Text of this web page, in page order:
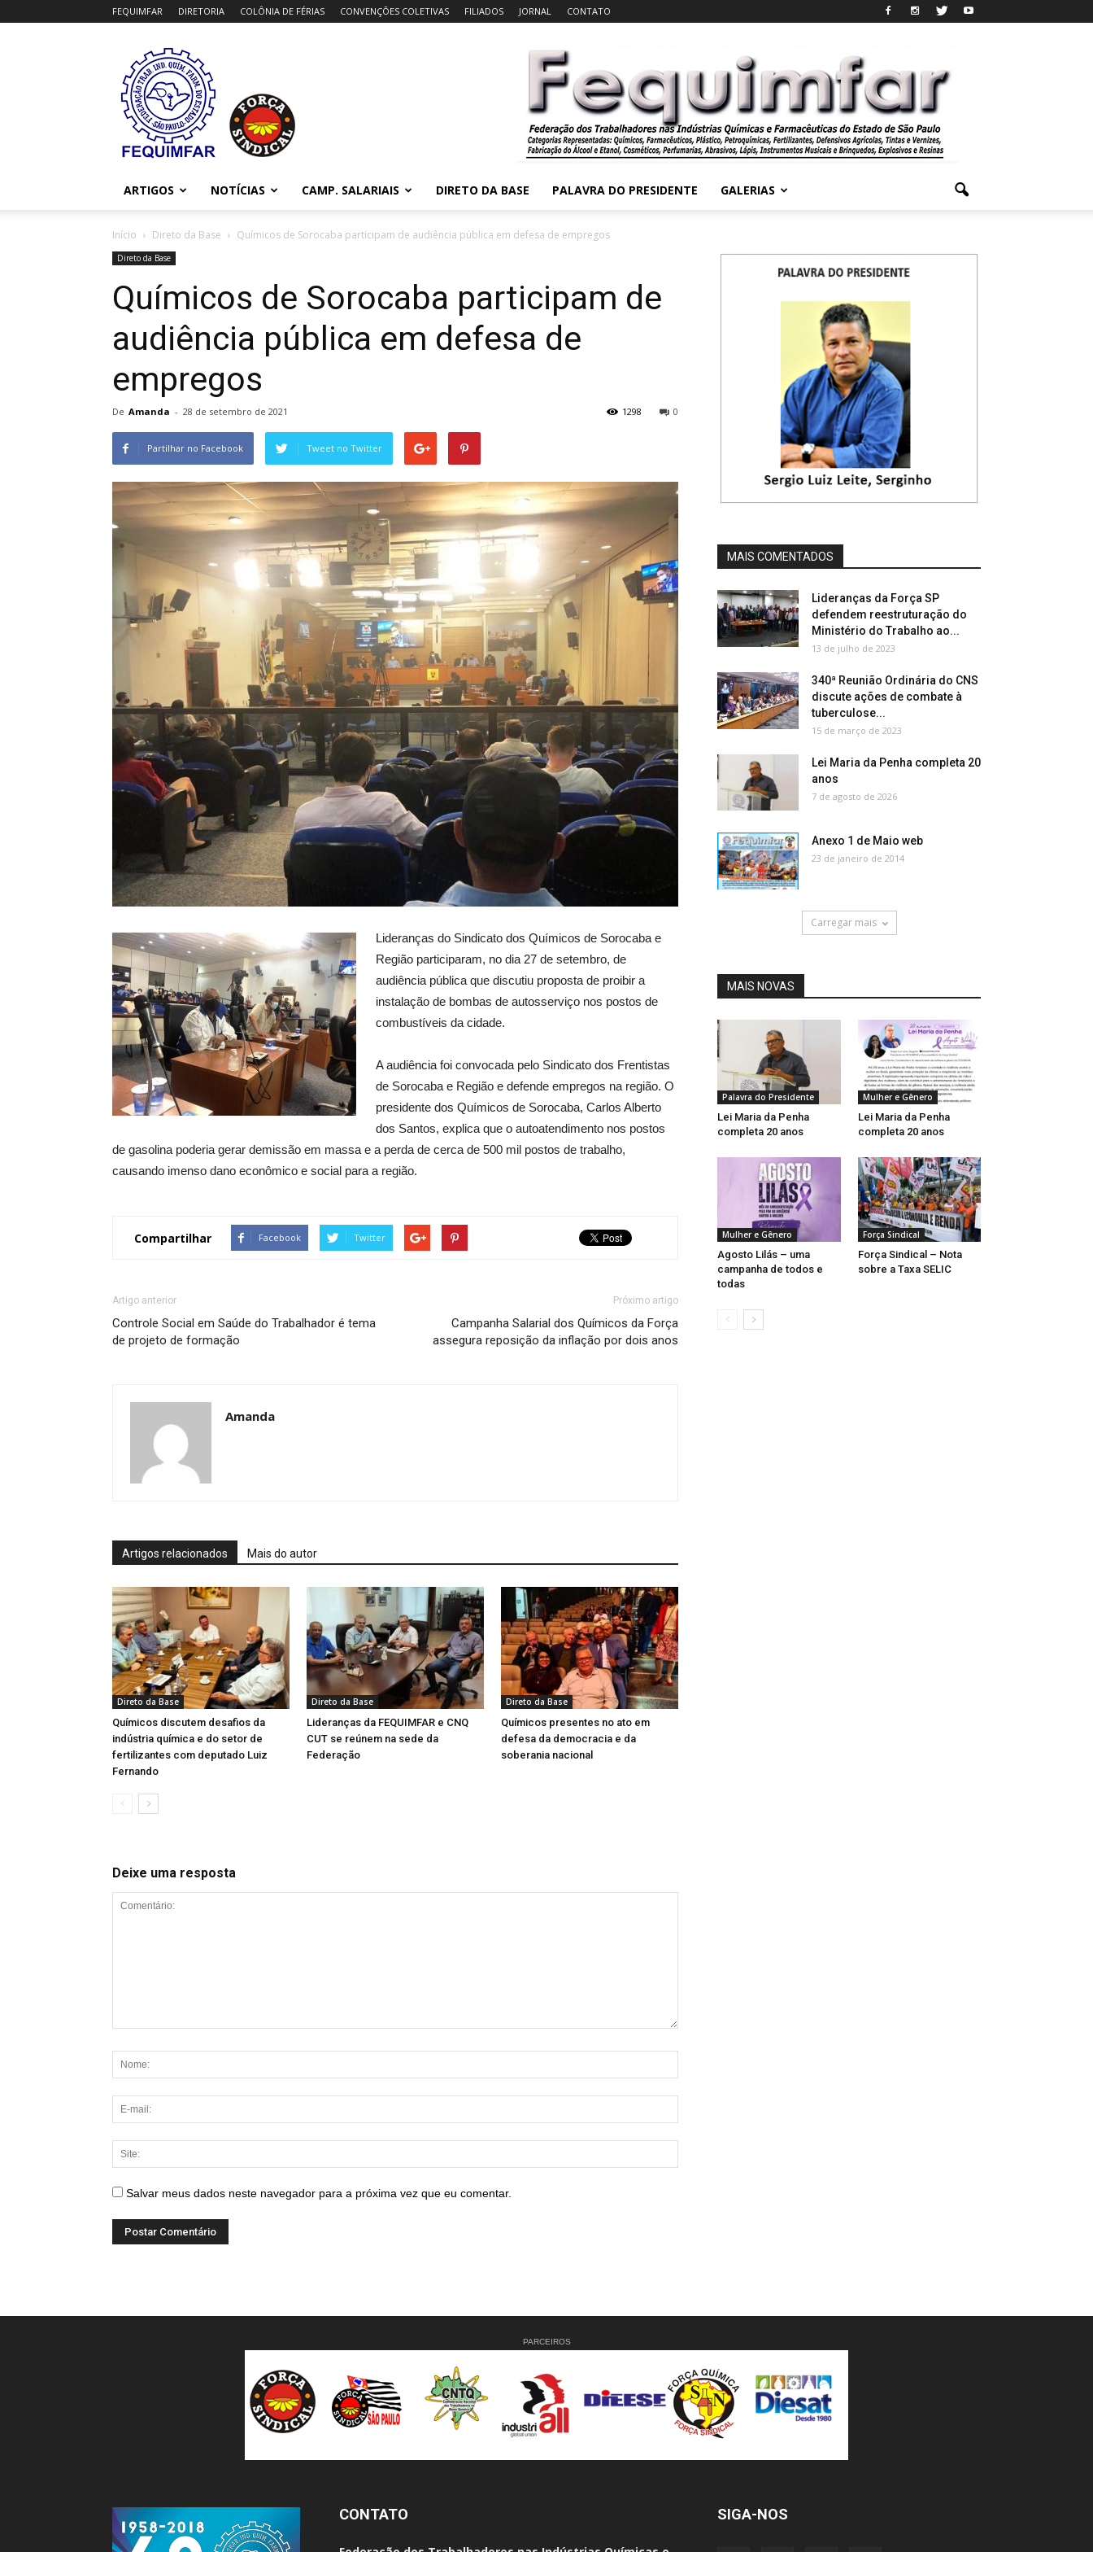
FEQUIMFAR DIRETORIA COLÔNIA DE FÉRIAS CONVENÇÕES COLETIVAS FILIADOS JORNAL CONTATO
ARTIGOS NOTÍCIAS CAMP. SALARIAIS DIRETO DA BASE PALAVRA DO PRESIDENTE GALERIAS
Início Direto da Base Químicos de Sorocaba participam de audiência pública em defesa de empregos
Direto da Base
Químicos de Sorocaba participam de
audiência pública em defesa de
empregos
De Amanda - 28 de setembro de 2021 0
1298
Partilhar no Facebook Tweet no Twitter
Lideranças do Sindicato dos Químicos de Sorocaba e
Região participaram, no dia 27 de setembro, de
audiência pública que discutiu proposta de proibir a
instalação de bombas de autosserviço nos postos de
combustíveis da cidade.
A audiência foi convocada pelo Sindicato dos Frentistas
de Sorocaba e Região e defende empregos na região. O
presidente dos Químicos de Sorocaba, Carlos Alberto
dos Santos, explica que o autoatendimento nos postos
de gasolina poderia gerar demissão em massa e a perda de cerca de 500 mil postos de trabalho,
causando imenso dano econômico e social para a região.
Compartilhar Facebook Twitter
Artigo anterior
Controle Social em Saúde do Trabalhador é tema
de projeto de formação
Próximo artigo
Campanha Salarial dos Químicos da Força
assegura reposição da inflação por dois anos
Amanda
Artigos relacionados Mais do autor
Direto da Base
Químicos discutem desafios da
indústria química e do setor de
fertilizantes com deputado Luiz
Fernando
Direto da Base
Lideranças da FEQUIMFAR e CNQ
CUT se reúnem na sede da
Federação
Direto da Base
Químicos presentes no ato em
defesa da democracia e da
soberania nacional
Deixe uma resposta
Salvar meus dados neste navegador para a próxima vez que eu comentar.
MAIS COMENTADOS
Lideranças da Força SP
defendem reestruturação do
Ministério do Trabalho ao...
13 de julho de 2023
340ª Reunião Ordinária do CNS
discute ações de combate à
tuberculose...
15 de março de 2023
Lei Maria da Penha completa 20
anos
7 de agosto de 2026
Anexo 1 de Maio web
23 de janeiro de 2014
Carregar mais
MAIS NOVAS
Palavra do Presidente
Lei Maria da Penha
completa 20 anos
Mulher e Gênero
Lei Maria da Penha
completa 20 anos
Mulher e Gênero
Agosto Lilás – uma
campanha de todos e
todas
Força Sindical
Força Sindical – Nota
sobre a Taxa SELIC
PARCEIROS
CONTATO SIGA-NOS